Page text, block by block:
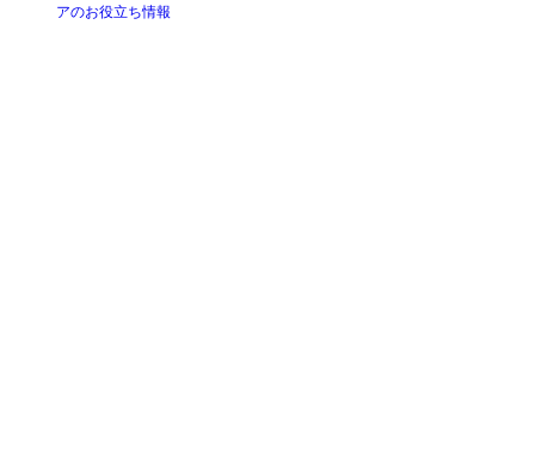
アのお役立ち情報